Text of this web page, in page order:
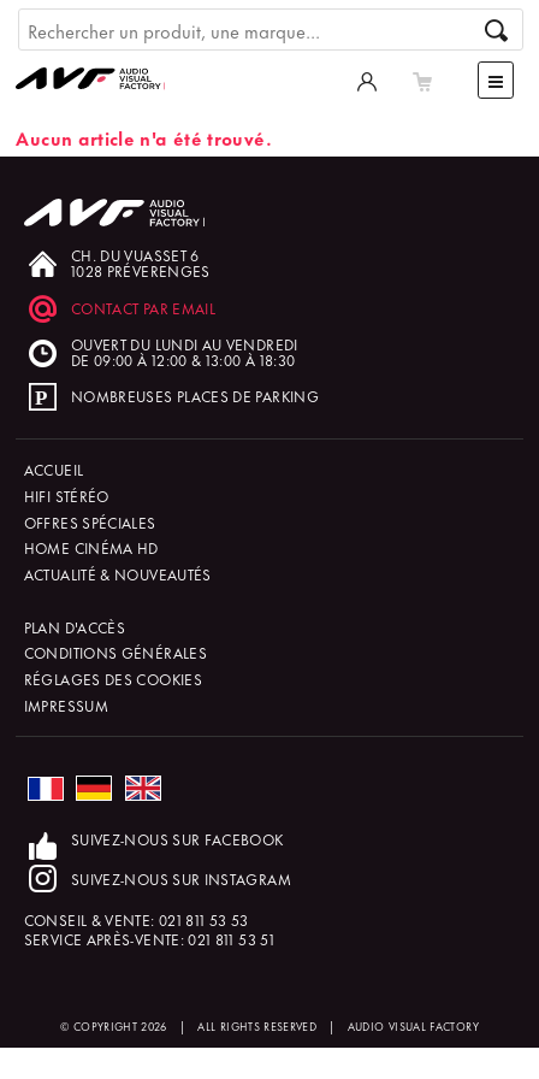
Aucun article n'a été trouvé.
CH. DU VUASSET 6
1028 PRÉVERENGES
CONTACT PAR EMAIL
OUVERT DU LUNDI AU VENDREDI
DE 09:00 À 12:00 & 13:00 À 18:30
NOMBREUSES PLACES DE PARKING
ACCUEIL
HIFI STÉRÉO
OFFRES SPÉCIALES
HOME CINÉMA HD
ACTUALITÉ & NOUVEAUTÉS
PLAN D'ACCÈS
CONDITIONS GÉNÉRALES
RÉGLAGES DES COOKIES
IMPRESSUM
SUIVEZ-NOUS SUR FACEBOOK
SUIVEZ-NOUS SUR INSTAGRAM
CONSEIL & VENTE: 021 811 53 53
SERVICE APRÈS-VENTE:021 811 53 51
© COPYRIGHT 2026 | ALL RIGHTS RESERVED | AUDIO VISUAL FACTORY